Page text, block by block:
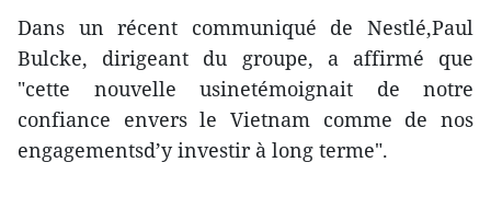
Dans un récent communiqué de Nestlé,Paul
Bulcke, dirigeant du groupe, a affirmé que
"cette nouvelle usinetémoignait de notre
confiance envers le Vietnam comme de nos
engagementsd’y investir à long terme".